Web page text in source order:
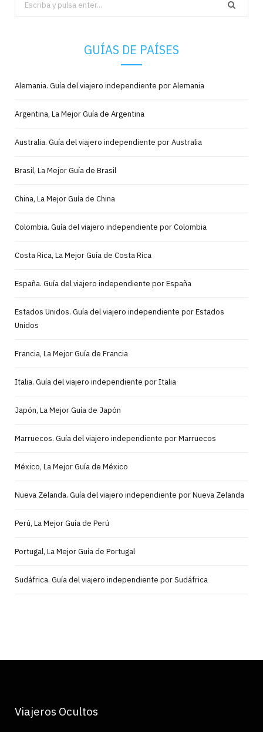
for:
GUÍAS DE PAÍSES
Alemania. Guía del viajero independiente por Alemania
Argentina, La Mejor Guía de Argentina
Australia. Guía del viajero independiente por Australia
Brasil, La Mejor Guía de Brasil
China, La Mejor Guía de China
Colombia. Guía del viajero independiente por Colombia
Costa Rica, La Mejor Guía de Costa Rica
España. Guía del viajero independiente por España
Estados Unidos. Guía del viajero independiente por Estados
Unidos
Francia, La Mejor Guía de Francia
Italia. Guía del viajero independiente por Italia
Japón, La Mejor Guía de Japón
Marruecos. Guía del viajero independiente por Marruecos
México, La Mejor Guía de México
Nueva Zelanda. Guía del viajero independiente por Nueva Zelanda
Perú, La Mejor Guía de Perú
Portugal, La Mejor Guía de Portugal
Sudáfrica. Guía del viajero independiente por Sudáfrica
Viajeros Ocultos